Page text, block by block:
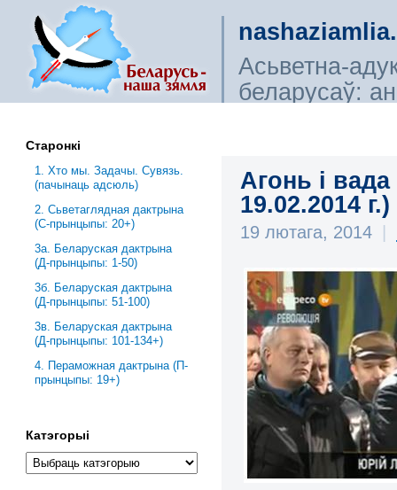
Асьветна-
беларусаў:
Агонь і
19.02.2014 г.)
19 лютага, 2014 |
Старонкі
1. Хто мы. Задачы. Сувязь.
(пачынаць адсюль)
2. Сьветаглядная дактрына
(С-прынцыпы: 20+)
3a. Беларуская дактрына
(Д-прынцыпы: 1-50)
3б. Беларуская дактрына
(Д-прынцыпы: 51-100)
3в. Беларуская дактрына
(Д-прынцыпы: 101-134+)
4. Пераможная дактрына (П-
прынцыпы: 19+)
Катэгорыі